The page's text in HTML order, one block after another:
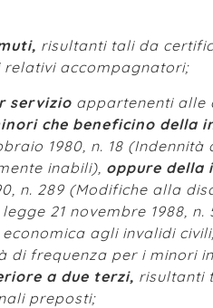
risultanti tali da
accompagnatori;
servizio appartenenti alle
che beneficino della
1980, n. 18 (Indennità
inabili), oppure della
n. 289 (Modifiche alla
21 novembre 1988, n.
agli invalidi
di frequenza per i minori
a due terzi, risultanti
preposti;